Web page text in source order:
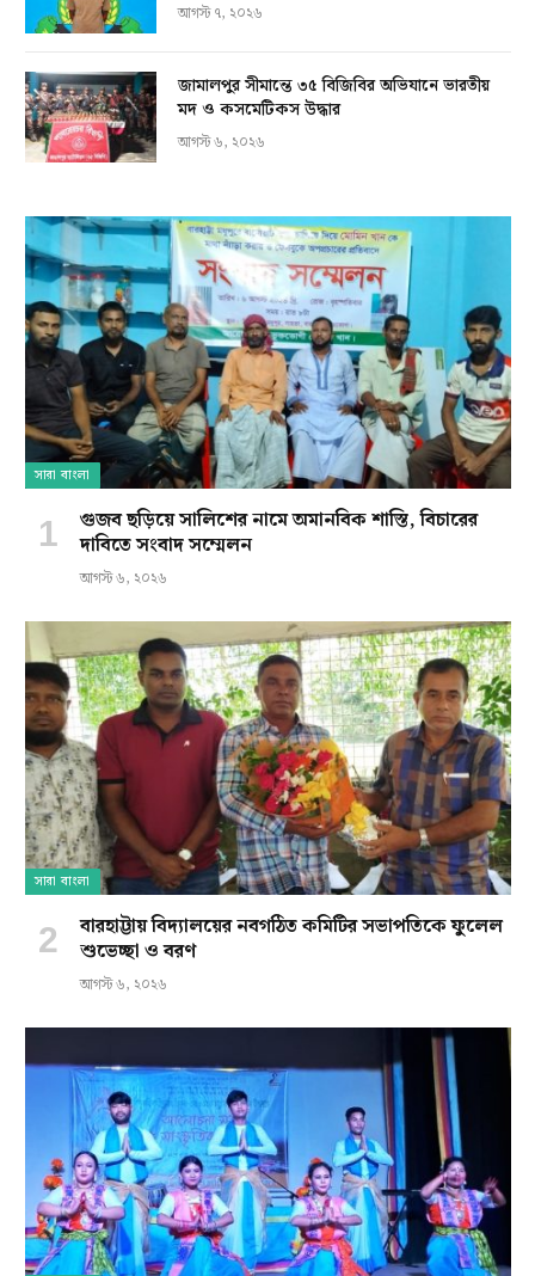
আগস্ট ৭, ২০২৬
জামালপুর সীমান্তে ৩৫ বিজিবির অভিযানে ভারতীয়
মদ ও কসমেটিকস উদ্ধার
আগস্ট ৬, ২০২৬
সারা বাংলা
গুজব ছড়িয়ে সালিশের নামে অমানবিক শাস্তি, বিচারের
দাবিতে সংবাদ সম্মেলন
আগস্ট ৬, ২০২৬
সারা বাংলা
বারহাট্টায় বিদ্যালয়ের নবগঠিত কমিটির সভাপতিকে ফুলেল
শুভেচ্ছা ও বরণ
আগস্ট ৬, ২০২৬